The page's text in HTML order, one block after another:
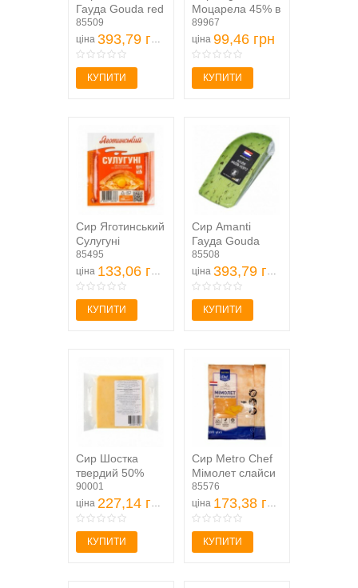
Гауда Gouda red
pesto
напівтвердий
130г
85509
ціна 393,79 грн
КУПИТИ
Моцарела 45% в
розсолі 125г
89967
ціна 99,46 грн
КУПИТИ
Сир Яготинський
Сулугуні
розсільний 45%
200г
85495
ціна 133,06 грн
КУПИТИ
Сир Amanti
Гауда Gouda
green pesto
напівтвердий
130г
85508
ціна 393,79 грн
КУПИТИ
Сир Шостка
твердий 50%
250г
90001
ціна 227,14 грн
КУПИТИ
Сир Metro Chef
Мімолет слайси
42% 100г
85576
ціна 173,38 грн
КУПИТИ